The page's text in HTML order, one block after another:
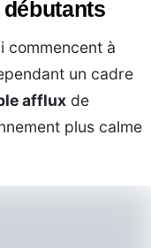
commencent à
un cadre
afflux de
plus calme